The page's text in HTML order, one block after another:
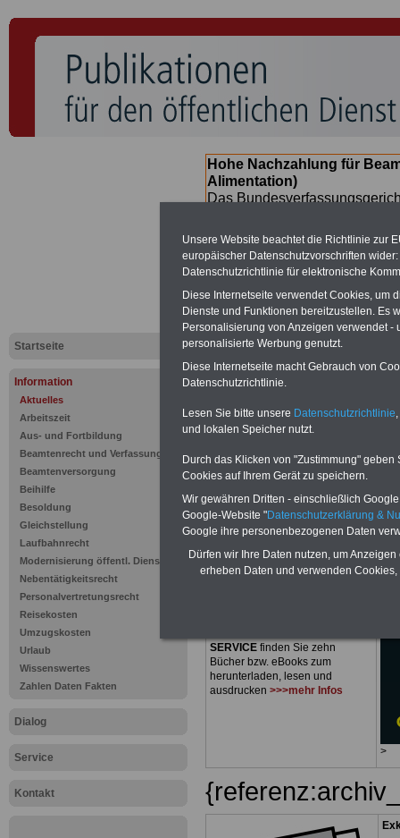
Startseite
Information
Aktuelles
Arbeitszeit
Aus- und Fortbildung
Beamtenrecht und Verfassung
Beamtenversorgung
Beihilfe
Besoldung
Gleichstellung
Laufbahnrecht
Modernisierung öffentl. Dienst
Nebentätigkeitsrecht
Personalvertretungsrecht
Reisekosten
Umzugskosten
Urlaub
Wissenswertes
Zahlen Daten Fakten
Dialog
Service
Kontakt
Hohe Nachzahlung für
Alimentation)
Das
Neuregelung der Besoldung
(Beamte &
Nachzahlungen
SERVICE gibt hierzu eine
dem Beschluss des
wird (im II. Quartal.2026) >>>
Ausgabe
Zukunft
PDF-SERVICEnur 15 Euro
Zum Komplettpreis von nur
15,00
Eurobei einer Laufzeit von 12
Monaten bleiben Sie zu den
SERVICE finden Sie zehn
Bücher bzw. eBooks zum
herunterladen, lesen und
ausdrucken >>>mehr Infos
>
Unsere Website beachtet die Richtlinie zur
europäischer Datenschutzvorschriften
Datenschutzrichtlinie für elektronische
Diese Internetseite verwendet Cookies, um
Dienste und Funktionen bereitzustellen. Es
Personalisierung von Anzeigen verwendet
personalisierte Werbung genutzt.
Diese Internetseite macht Gebrauch von
Datenschutzrichtlinie.
Lesen Sie bitte unsere Datenschutzrichtlinie
und lokalen Speicher nutzt.
Durch das Klicken von "Zustimmung"
Cookies auf Ihrem Gerät zu speichern.
Wir gewähren Dritten - einschließlich
Google-Website "Datenschutzerklärung &
Google ihre personenbezogenen Daten
Dürfen wir Ihre Daten nutzen, um
erheben Daten und verwenden